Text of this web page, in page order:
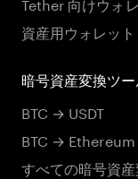
資産用ウォレット
暗号資産変換ツ
BTC → USDT
BTC → Ethereum
すべての暗号資